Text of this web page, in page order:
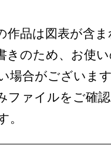
作品は図表が含
きのため、お使
場合がございま
ファイルをご確
。